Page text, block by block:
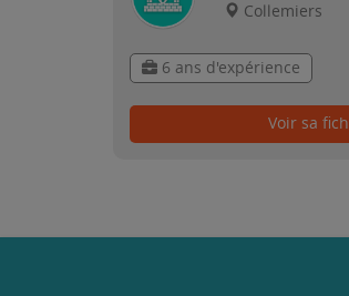
Collemiers
6 ans d'expérience
Voir sa